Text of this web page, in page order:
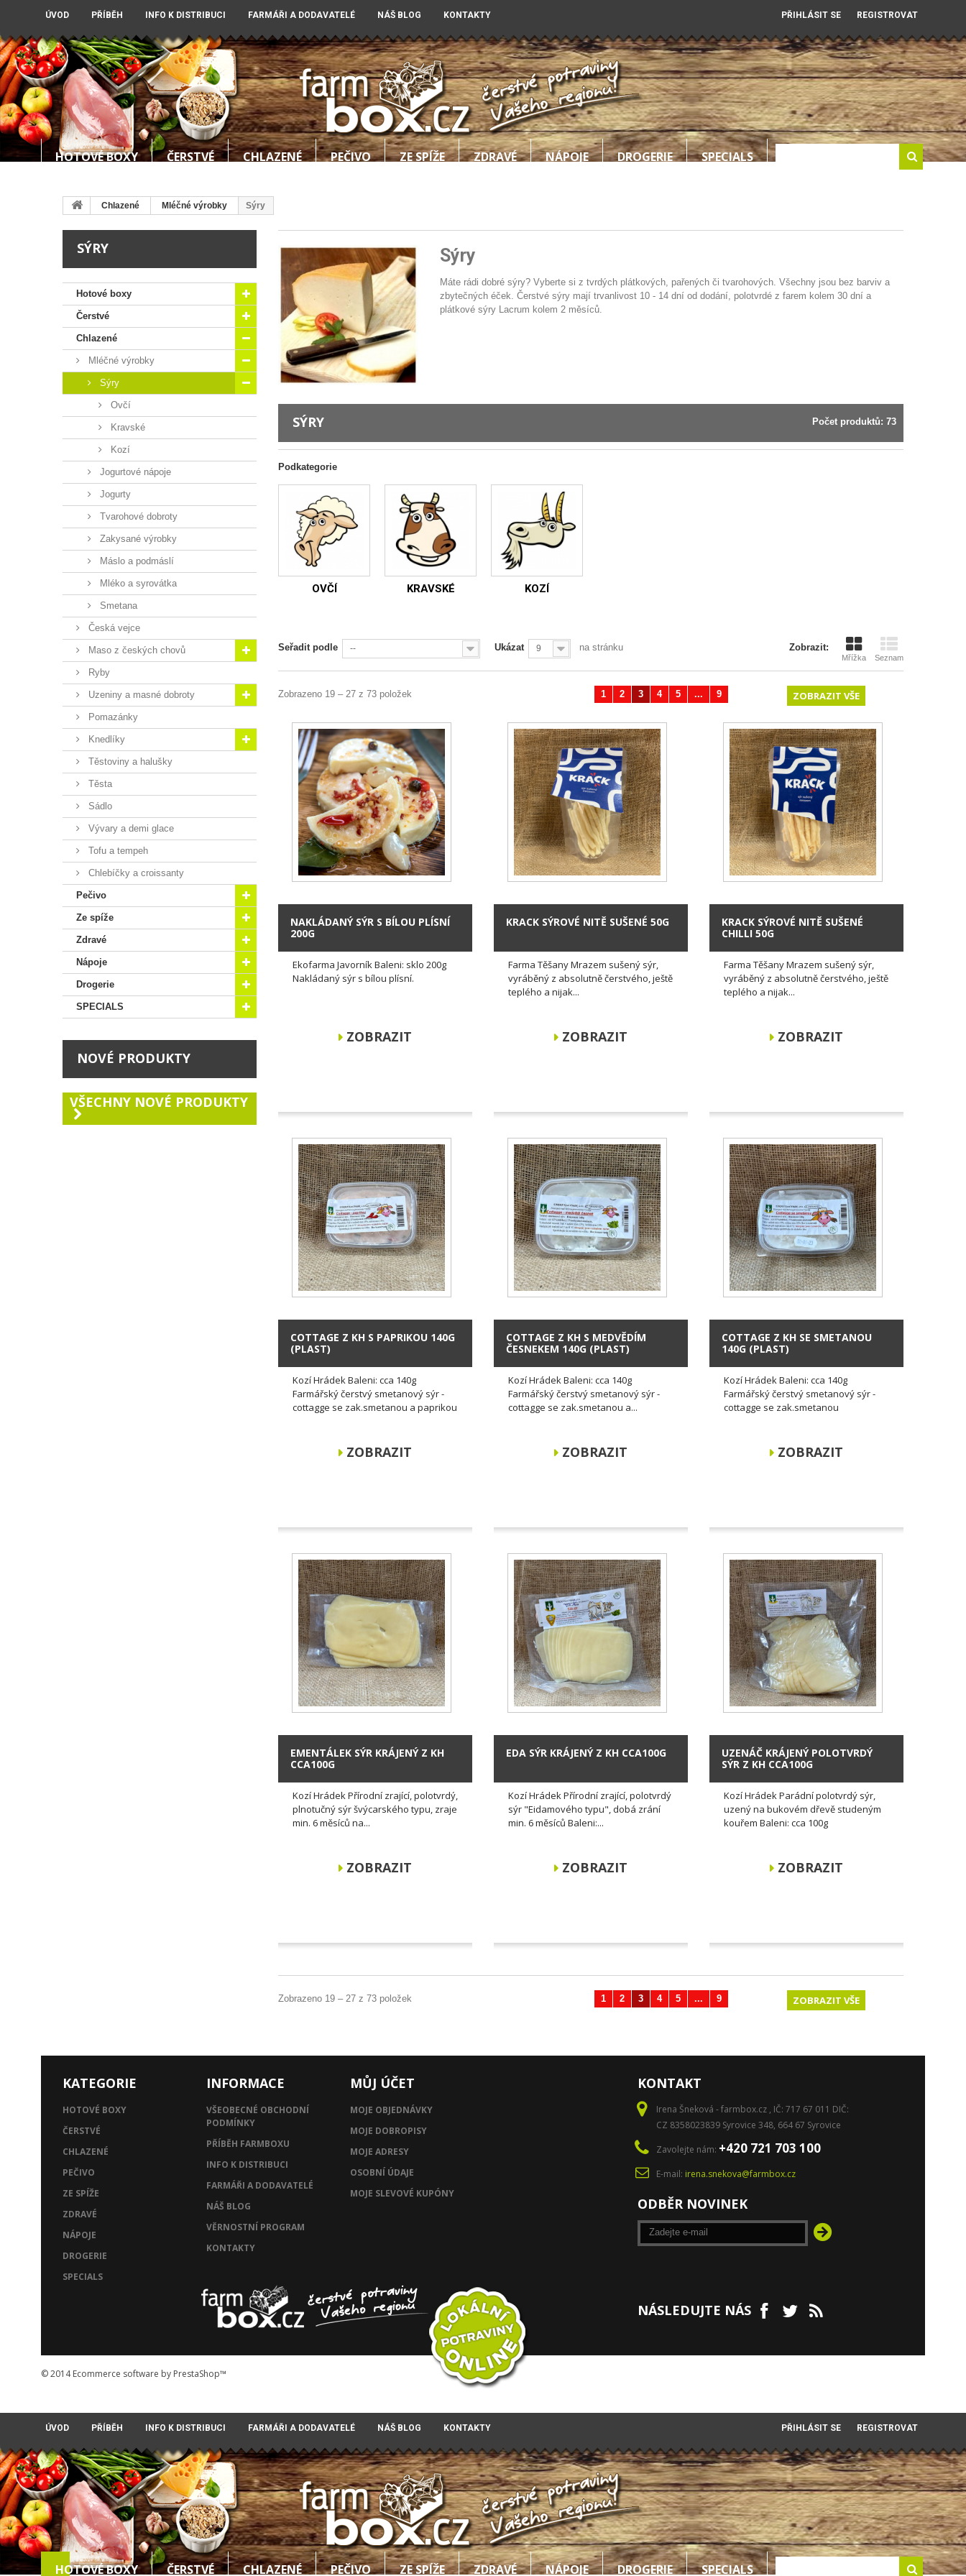
ÚVOD PŘÍBĚH INFO K DISTRIBUCI FARMÁŘI A DODAVATELÉ NÁŠ BLOG KONTAKTY PŘIHLÁSIT SE REGISTROVAT
HOTOVÉ BOXY ČERSTVÉ CHLAZENÉ PEČIVO ZE SPÍŽE ZDRAVÉ NÁPOJE DROGERIE SPECIALS
Chlazené Mléčné výrobky Sýry
SÝRY
Hotové boxy
Čerstvé
Chlazené
Mléčné výrobky
Sýry
Ovčí
Kravské
Kozí
Jogurtové nápoje
Jogurty
Tvarohové dobroty
Zakysané výrobky
Máslo a podmáslí
Mléko a syrovátka
Smetana
Česká vejce
Maso z českých chovů
Ryby
Uzeniny a masné dobroty
Pomazánky
Knedlíky
Těstoviny a halušky
Těsta
Sádlo
Vývary a demi glace
Tofu a tempeh
Chlebíčky a croissanty
Pečivo
Ze spíže
Zdravé
Nápoje
Drogerie
SPECIALS
NOVÉ PRODUKTY
VŠECHNY NOVÉ PRODUKTY
Sýry
Máte rádi dobré sýry? Vyberte si z tvrdých plátkových, pařených či tvarohových. Všechny jsou bez barviv a
zbytečných éček. Čerstvé sýry mají trvanlivost 10 - 14 dní od dodání, polotvrdé z farem kolem 30 dní a
plátkové sýry Lacrum kolem 2 měsíců.
SÝRY Počet produktů: 73
Podkategorie
OVČÍ KRAVSKÉ KOZÍ
Zobrazit:
Mřížka Seznam
Seřadit podle -- Ukázat 9 na stránku
ZOBRAZIT VŠE
1 2 3 4 5 ... 9
Zobrazeno 19 – 27 z 73 položek
NAKLÁDANÝ SÝR S BÍLOU PLÍSNÍ
200G
Ekofarma Javorník Baleni: sklo 200g
Nakládaný sýr s bílou plísní.
ZOBRAZIT
KRACK SÝROVÉ NITĚ SUŠENÉ 50G
Farma Těšany Mrazem sušený sýr,
vyráběný z absolutně čerstvého, ještě
teplého a nijak...
ZOBRAZIT
KRACK SÝROVÉ NITĚ SUŠENÉ
CHILLI 50G
Farma Těšany Mrazem sušený sýr,
vyráběný z absolutně čerstvého, ještě
teplého a nijak...
ZOBRAZIT
COTTAGE Z KH S PAPRIKOU 140G
(PLAST)
Kozí Hrádek Baleni: cca 140g
Farmářský čerstvý smetanový sýr -
cottagge se zak.smetanou a paprikou
ZOBRAZIT
COTTAGE Z KH S MEDVĚDÍM
ČESNEKEM 140G (PLAST)
Kozí Hrádek Baleni: cca 140g
Farmářský čerstvý smetanový sýr -
cottagge se zak.smetanou a...
ZOBRAZIT
COTTAGE Z KH SE SMETANOU
140G (PLAST)
Kozí Hrádek Baleni: cca 140g
Farmářský čerstvý smetanový sýr -
cottagge se zak.smetanou
ZOBRAZIT
EMENTÁLEK SÝR KRÁJENÝ Z KH
CCA100G
Kozí Hrádek Přírodní zrající, polotvrdý,
plnotučný sýr švýcarského typu, zraje
min. 6 měsíců na...
ZOBRAZIT
EDA SÝR KRÁJENÝ Z KH CCA100G
Kozí Hrádek Přírodní zrající, polotvrdý
sýr "Eidamového typu", dobá zrání
min. 6 měsíců Baleni:...
ZOBRAZIT
UZENÁČ KRÁJENÝ POLOTVRDÝ
SÝR Z KH CCA100G
Kozí Hrádek Parádní polotvrdý sýr,
uzený na bukovém dřevě studeným
kouřem Baleni: cca 100g
ZOBRAZIT
ZOBRAZIT VŠE
1 2 3 4 5 ... 9
Zobrazeno 19 – 27 z 73 položek
KATEGORIE
HOTOVÉ BOXY
ČERSTVÉ
CHLAZENÉ
PEČIVO
ZE SPÍŽE
ZDRAVÉ
NÁPOJE
DROGERIE
SPECIALS
INFORMACE
VŠEOBECNÉ OBCHODNÍ
PODMÍNKY
PŘÍBĚH FARMBOXU
INFO K DISTRIBUCI
FARMÁŘI A DODAVATELÉ
NÁŠ BLOG
VĚRNOSTNÍ PROGRAM
KONTAKTY
© 2014Ecommerce software by PrestaShop™
MŮJ ÚČET
MOJE OBJEDNÁVKY
MOJE DOBROPISY
MOJE ADRESY
OSOBNÍ ÚDAJE
MOJE SLEVOVÉ KUPÓNY
KONTAKT
Irena Šneková - farmbox.cz , IČ: 717 67 011 DIČ:
CZ 8358023839 Syrovice 348, 664 67 Syrovice
Zavolejte nám: +420 721 703 100
E-mail: irena.snekova@farmbox.cz
ODBĚR NOVINEK
NÁSLEDUJTE NÁS
ÚVOD PŘÍBĚH INFO K DISTRIBUCI FARMÁŘI A DODAVATELÉ NÁŠ BLOG KONTAKTY PŘIHLÁSIT SE REGISTROVAT
HOTOVÉ BOXY ČERSTVÉ CHLAZENÉ PEČIVO ZE SPÍŽE ZDRAVÉ NÁPOJE DROGERIE SPECIALS